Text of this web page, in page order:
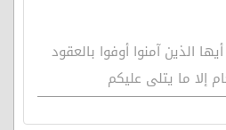
الرحمن 35 - يا أيها الذين آمنوا أوفوا بالعقود
إلا ما يتلى عليكم